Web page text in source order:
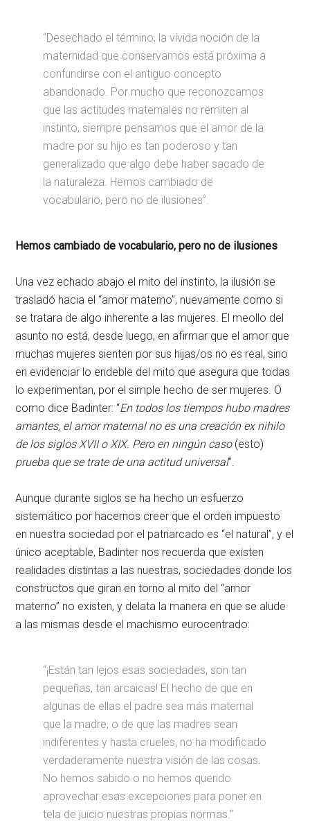
“Desechado el término, la vívida noción de la
maternidad que conservamos está próxima a
confundirse con el antiguo concepto
abandonado. Por mucho que reconozcamos
que las actitudes maternales no remiten al
instinto, siempre pensamos que el amor de la
madre por su hijo es tan poderoso y tan
generalizado que algo debe haber sacado de
la naturaleza. Hemos cambiado de
vocabulario, pero no de ilusiones”.
Hemos cambiado de vocabulario, pero no de ilusiones
Una vez echado abajo el mito del instinto, la ilusión se
trasladó hacia el “amor materno”, nuevamente como si
se tratara de algo inherente a las mujeres. El meollo del
asunto no está, desde luego, en afirmar que el amor que
muchas mujeres sienten por sus hijas/os no es real, sino
en evidenciar lo endeble del mito que asegura que todas
lo experimentan, por el simple hecho de ser mujeres. O
como dice Badinter: “En todos los tiempos hubo madres
amantes, el amor maternal no es una creación ex nihilo
de los siglos XVII o XIX. Pero en ningún caso (esto)
prueba que se trate de una actitud universal”.
Aunque durante siglos se ha hecho un esfuerzo
sistemático por hacernos creer que el orden impuesto
en nuestra sociedad por el patriarcado es “el natural”, y el
único aceptable, Badinter nos recuerda que existen
realidades distintas a las nuestras, sociedades donde los
constructos que giran en torno al mito del “amor
materno” no existen, y delata la manera en que se alude
a las mismas desde el machismo eurocentrado:
“¡Están tan lejos esas sociedades, son tan
pequeñas, tan arcaicas! El hecho de que en
algunas de ellas el padre sea más maternal
que la madre, o de que las madres sean
indiferentes y hasta crueles, no ha modificado
verdaderamente nuestra visión de las cosas.
No hemos sabido o no hemos querido
aprovechar esas excepciones para poner en
tela de juicio nuestras propias normas.“